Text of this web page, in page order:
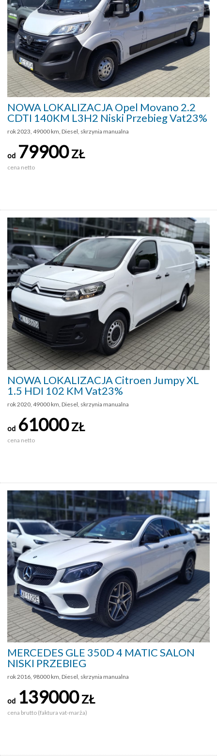
NOWA LOKALIZACJA Opel Movano 2.2
CDTI 140KM L3H2 Niski Przebieg Vat23%
rok 2023, 49000 km, Diesel, skrzynia manualna
od 79900ZŁ
cena netto
NOWA LOKALIZACJA Citroen Jumpy XL
1.5 HDI 102 KM Vat23%
rok 2020, 49000 km, Diesel, skrzynia manualna
od 61000ZŁ
cena netto
MERCEDES GLE 350D 4 MATIC SALON
NISKI PRZEBIEG
rok 2016, 98000 km, Diesel, skrzynia manualna
od 139000ZŁ
cena brutto (faktura vat-marża)